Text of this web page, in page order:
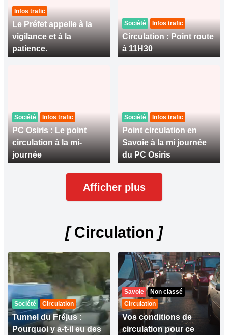
Infos trafic
Le Préfet appelle à la
vigilance et à la
patience.
Société Infos trafic
Circulation : Point route
à 11H30
Société Infos trafic
PC Osiris : Le point
circulation à la mi-
journée
Société Infos trafic
Point circulation en
Savoie à la mi journée
du PC Osiris
Afficher plus
[Circulation ]
Société Circulation
Tunnel du Fréjus :
Pourquoi y a-t-il eu des
Savoie
Non classé
Circulation
Vos conditions de
circulation pour ce